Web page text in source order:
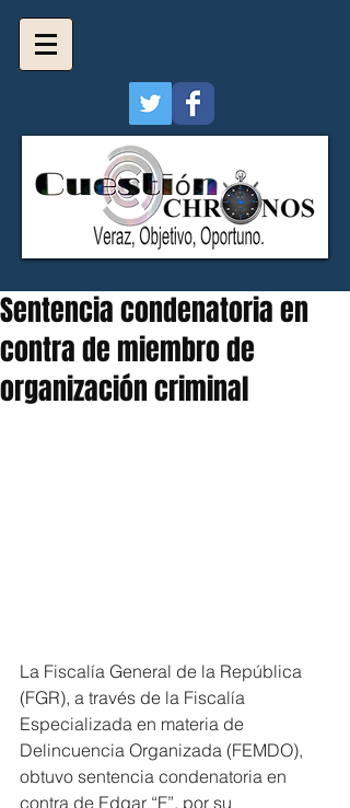
Sentencia condenatoria en
contra de miembro de
organización criminal
La Fiscalía General de la República
(FGR), a través de la Fiscalía
Especializada en materia de
Delincuencia Organizada (FEMDO),
obtuvo sentencia condenatoria en
contra de Edgar “F”, por su